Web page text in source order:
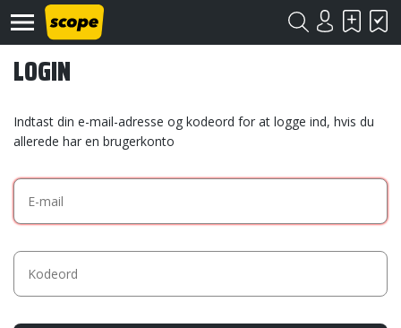
Kontakt
©
LOGIN
Indtast din e-mail-adresse og kodeord for at logge ind, hvis du
allerede har en brugerkonto